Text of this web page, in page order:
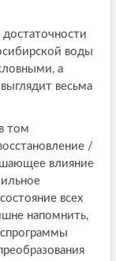
воды
а
весьма
том
/
влияние
всех
напомнить,